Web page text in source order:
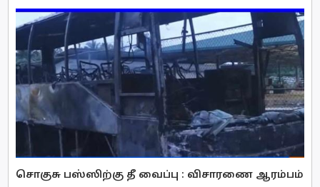
சொகுசு பஸ்ஸிற்கு தீ வைப்பு : விசாரணை ஆரம்பம்